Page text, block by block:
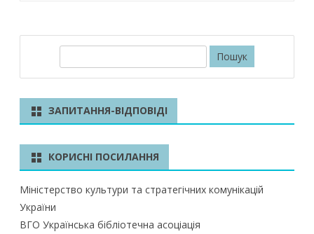
к
ЗАПИТАННЯ-ВІДПОВІДІ
КОРИСНІ ПОСИЛАННЯ
Міністерство культури та стратегічних комунікацій
України
ВГО Українська бібліотечна асоціація